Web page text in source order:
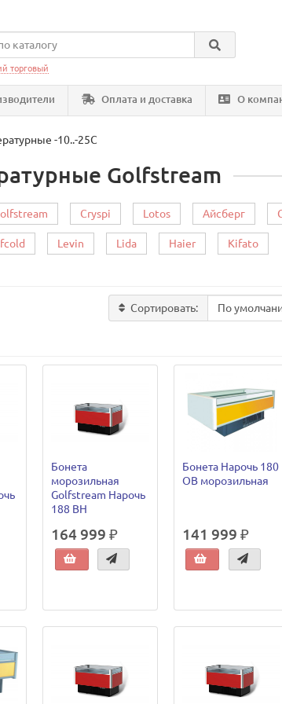
торговый
Оплата и доставка О
-10..-25C
Golfstream
Cryspi Lotos Айсберг
Levin Lida Haier Kifato
Сортировать:
Бонета
морозильная
Golfstream Нарочь
188 ВН
164 999 ₽
Бонета Нарочь 180
ОВ морозильная
141 999 ₽